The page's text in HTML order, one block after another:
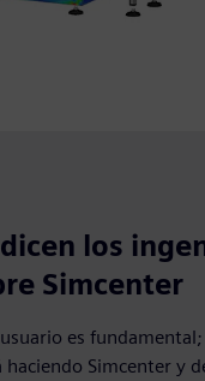
los
Simcenter
es
Simcenter y